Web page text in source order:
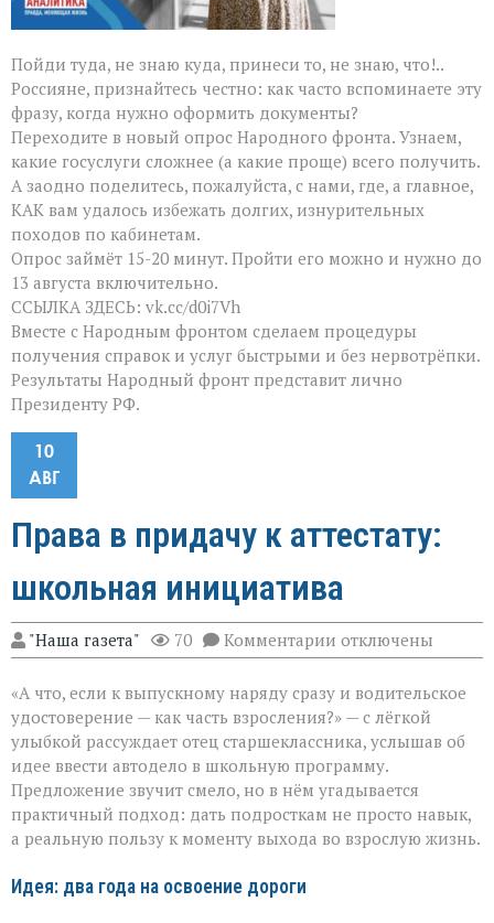
Пойди туда, не знаю куда, принеси то, не знаю, что!..
Россияне, признайтесь честно: как часто вспоминаете эту
фразу, когда нужно оформить документы?
Переходите в новый опрос Народного фронта. Узнаем,
какие госуслуги сложнее (а какие проще) всего получить.
А заодно поделитесь, пожалуйста, с нами, где, а главное,
КАК вам удалось избежать долгих, изнурительных
походов по кабинетам.
Опрос займёт 15-20 минут. Пройти его можно и нужно до
13 августа включительно.
ССЫЛКА ЗДЕСЬ: vk.cc/d0i7Vh
Вместе с Народным фронтом сделаем процедуры
получения справок и услуг быстрыми и без нервотрёпки.
Результаты Народный фронт представит лично
Президенту РФ.
10
АВГ
Права в придачу к аттестату:
школьная инициатива
"Наша газета" 70 Комментарии к
записи
в
придачу
аттестату:
школьная
инициатива
отключены
«А что, если к выпускному наряду сразу и водительское
удостоверение — как часть взросления?» — с лёгкой
улыбкой рассуждает отец старшеклассника, услышав об
идее ввести автодело в школьную программу.
Предложение звучит смело, но в нём угадывается
практичный подход: дать подросткам не просто навык,
а реальную пользу к моменту выхода во взрослую жизнь.
Идея: два года на освоение дороги